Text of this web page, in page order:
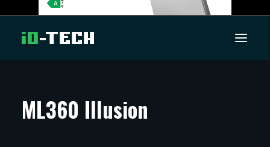
ARTIKKELIT
ML360 Illusion